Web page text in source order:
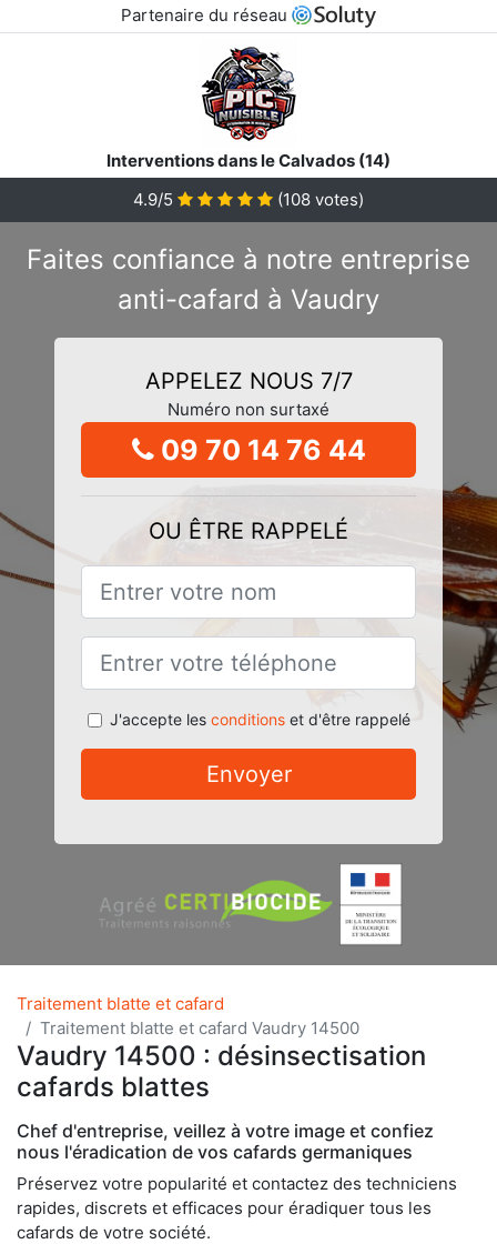
Partenaire du réseau
Interventions dans le Calvados (14)
4.9/5
(108 votes)
Faites confiance à notre entreprise
anti-cafard à Vaudry
APPELEZ NOUS 7/7
Numéro non surtaxé
09 70 14 76 44
OU ÊTRE RAPPELÉ
J'accepte les conditionset d'être rappelé
Envoyer
Traitement blatte et cafard
Traitement blatte et cafard Vaudry 14500
Vaudry 14500 : désinsectisation
cafards blattes
Chef d'entreprise, veillez à votre image et confiez
nous l'éradication de vos cafards germaniques
Préservez votre popularité et contactez des techniciens
rapides, discrets et efficaces pour éradiquer tous les
cafards de votre société.